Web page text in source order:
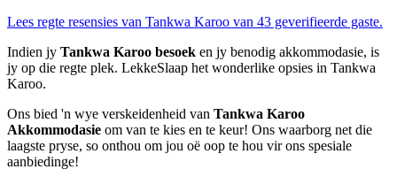
Lees regte resensies van Tankwa Karoo van 43 geverifieerde gaste.
Indien jy Tankwa Karoo besoek en jy benodig akkommodasie, is
jy op die regte plek. LekkeSlaap het wonderlike opsies in Tankwa
Karoo.
Ons bied 'n wye verskeidenheid van Tankwa Karoo
Akkommodasie om van te kies en te keur! Ons waarborg net die
laagste pryse, so onthou om jou oë oop te hou vir ons spesiale
aanbiedinge!